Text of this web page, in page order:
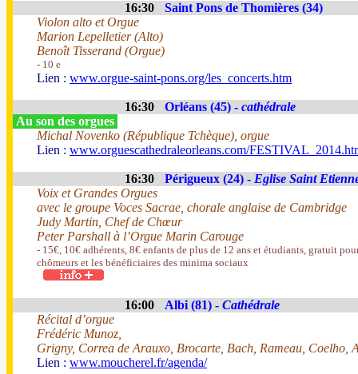
16:30
Saint Pons de Thomières (34)
Violon alto et Orgue
Marion Lepelletier (Alto)
Benoît Tisserand (Orgue)
- 10 e
Lien : www.orgue-saint-pons.org/les_concerts.htm
16:30 Orléans (45) - cathédrale
Au son des orgues
Michal Novenko (République Tchèque), orgue
Lien : www.orguescathedraleorleans.com/
16:30 Périgueux (24) - Eglise Saint
Voix et Grandes Orgues
avec le groupe Voces Sacrae, chorale anglaise de Cambridge
Judy Martin, Chef de Chœur
Peter Parshall à l’Orgue Marin Carouge
- 15€, 10€ adhérents, 8€ enfants de plus de 12 ans et étudiants, gratuit
chômeurs et les bénéficiaires des minima sociaux
16:00 Albi (81) - Cathédrale
Récital d’orgue
Frédéric Munoz,
Grigny, Correa de Arauxo, Brocarte, Bach, Rameau, Coelho,
Lien : www.moucherel.fr/agenda/